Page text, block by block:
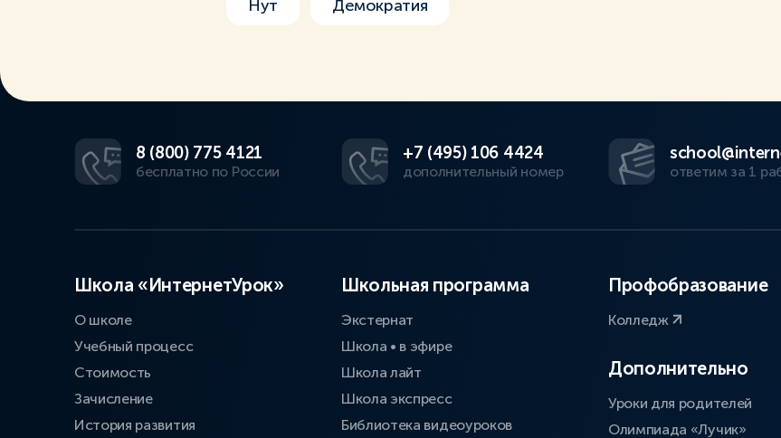
Нут Демократия
8 (800) 775 4121
бесплатно по России
+7 (495) 106 4424
дополнительный номер ответим за 1
Школа «ИнтернетУрок»
О школе
Учебный процесс
Стоимость
Зачисление
История развития
Школьная программа
Экстернат
Школа • в эфире
Школа лайт
Школа экспресс
Библиотека видеоуроков
Профобразование
Колледж
Дополнительно
Уроки для родителей
Олимпиада «Лучик»